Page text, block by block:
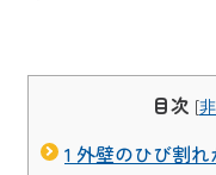
目次 [
1 外壁のひび割